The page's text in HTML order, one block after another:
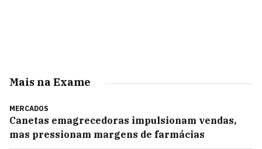
Mais na Exame
MERCADOS
Canetas emagrecedoras impulsionam vendas,
mas pressionam margens de farmácias